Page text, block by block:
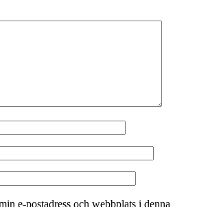
e-postadress och webbplats i denna